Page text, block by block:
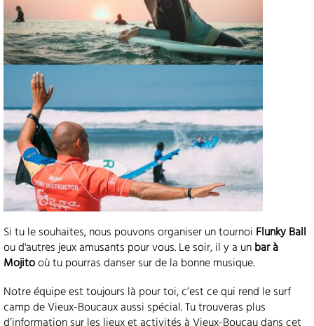
Si tu le souhaites, nous pouvons organiser un tournoi Flunky Ball
ou d'autres jeux amusants pour vous. Le soir, il y a unbar à
Mojitooù tu pourras danser sur de la bonne musique.
Notre équipe est toujours là pour toi, c’est ce qui rend le surf
camp de Vieux-Boucaux aussi spécial. Tu trouveras plus